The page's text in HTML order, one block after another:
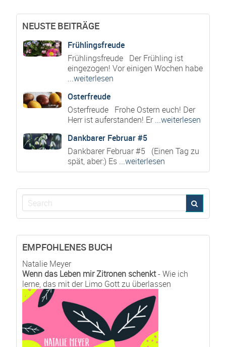
NEUSTE BEITRÄGE
Frühlingsfreude
Frühlingsfreude Der Frühling ist
eingezogen! Vor einigen Wochen habe
...weiterlesen
Osterfreude
Osterfreude Frohe Ostern euch! Der
Herr ist auferstanden! Er...weiterlesen
Dankbarer Februar #5
Dankbarer Februar #5 (Einen Tag zu
spät, aber:) Es ...weiterlesen
EMPFOHLENES BUCH
Natalie Meyer
Wenn das Leben mir Zitronen schenkt- Wie ich
lerne, das mit der Limo Gott zu überlassen